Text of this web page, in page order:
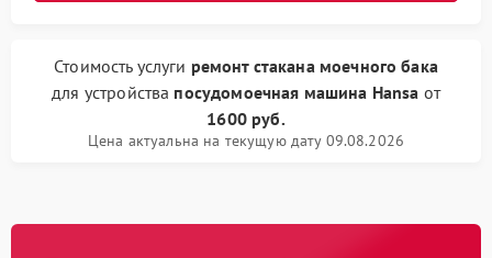
Стоимость услуги ремонт стакана моечного бака
для устройства посудомоечная машина Hansa от
1600 руб.
Цена актуальна на текущую дату 09.08.2026